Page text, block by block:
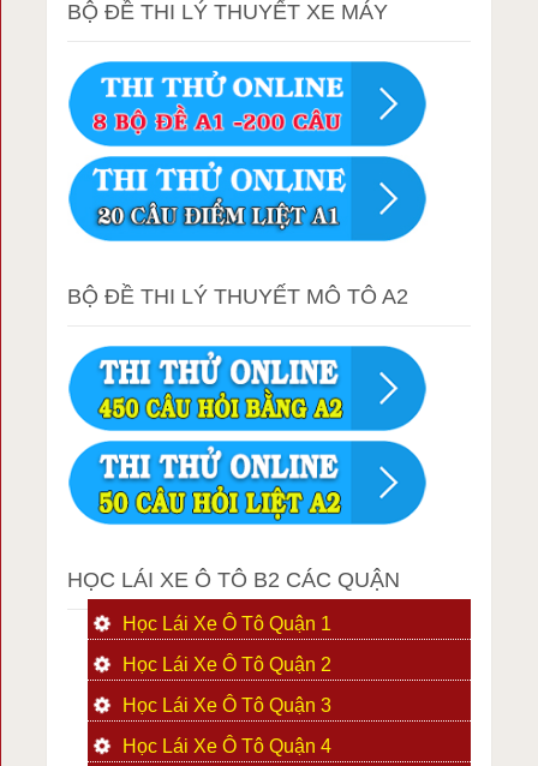
BỘ ĐỀ THI LÝ THUYẾT XE MÁY
BỘ ĐỀ THI LÝ THUYẾT MÔ TÔ A2
HỌC LÁI XE Ô TÔ B2 CÁC QUẬN
Học Lái Xe Ô Tô Quận 1
Học Lái Xe Ô Tô Quận 2
Học Lái Xe Ô Tô Quận 3
Học Lái Xe Ô Tô Quận 4